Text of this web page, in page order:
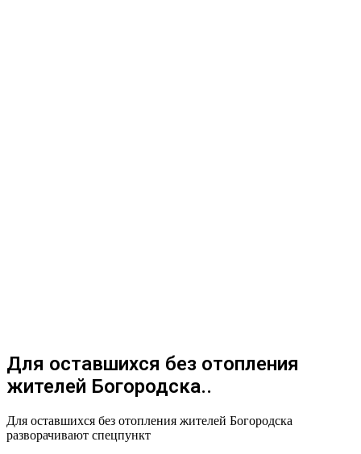
Для оставшихся без отопления
жителей Богородска..
Для оставшихся без отопления жителей Богородска
разворачивают спецпункт